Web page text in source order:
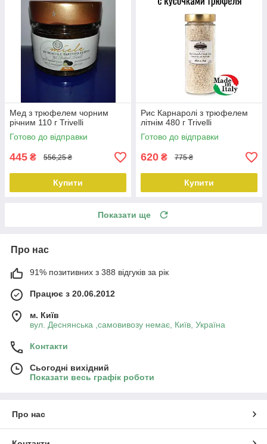
Мед з трюфелем чорним
річним 110 г Trivelli
Готово до відправки
445 ₴ 556,25 ₴
Купити
Рис Карнаролі з трюфелем
літнім 480 г Trivelli
Готово до відправки
620 ₴ 775 ₴
Купити
Показати ще
Про нас
91% позитивних з 388 відгуків за рік
Працює з 20.06.2012
м. Київ
вул. Деснянська ,самовивозу немає, Київ, Україна
Контакти
Сьогодні вихідний
Показати весь графік роботи
Про нас